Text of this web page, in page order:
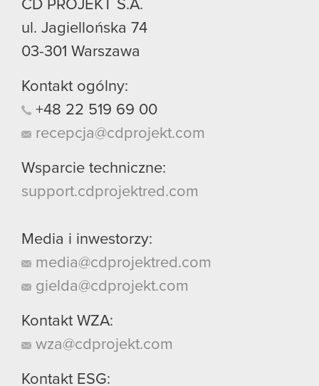
CD PROJEKT S.A.
ul. Jagiellońska 74
03-301 Warszawa
Kontakt ogólny:
+48 22 519 69 00
recepcja@cdprojekt.com
Wsparcie techniczne:
support.cdprojektred.com
Media i inwestorzy:
media@cdprojektred.com
gielda@cdprojekt.com
Kontakt WZA:
wza@cdprojekt.com
Kontakt ESG: